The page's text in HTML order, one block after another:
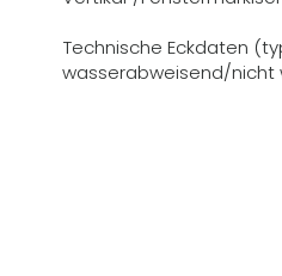
Technische Eckdaten
wasserabweisend/nicht